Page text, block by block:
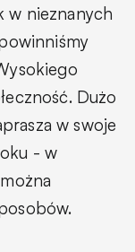
w nieznanych
Dużo
w swoje
- w